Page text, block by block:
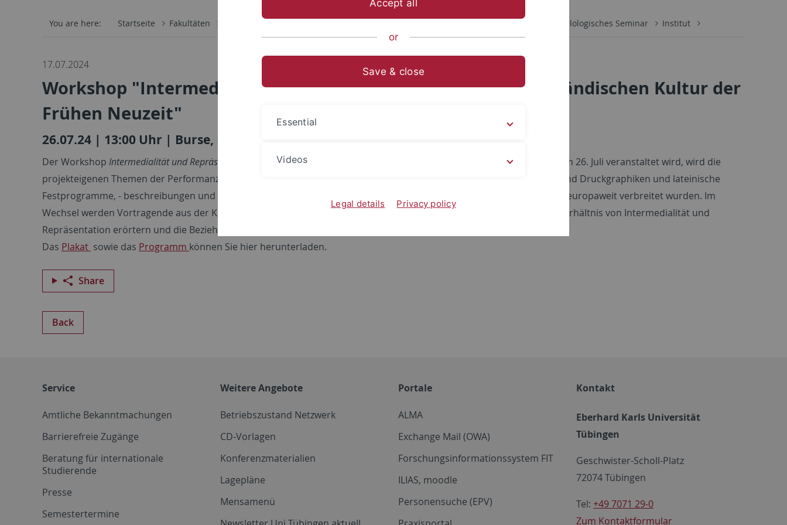
You are here: Startseite Fakultäten Philologisches Seminar Institut
17.07.2024
Workshop "Intermedialität und Repräsentation in der niederländischen Kultur der
Frühen Neuzeit"
26.07.24 | 13:00 Uhr | Burse, Raum 117
Der Workshop Intermedialität und Repräsentation in der niederländischen Kultur der Frühen Neuzeit
, der von Teilprojekt C4 am 26. Juli veranstaltet wird, wird die
projekteigenen Themen der Performanz und deren intermedialen Darstellung diskutieren. Gegenstand der Vorträge sind Druckgraphiken und lateinische
Festprogramme, - beschreibungen und -epigramme, welche in der frühen Neuzeit in den Niederlanden produziert und europaweit verbreitet wurden. Im
Wechsel werden Vortragende aus der Kunsthistorik und der Latinistik anhand von gezielten Beispielen das reziproke Verhältnis von Intermedialität und
Repräsentation erörtern und die Beziehung von Text und Bild neu konturieren.
Das Plakat sowie das Programm können Sie hier herunterladen.
Share
Back
Service
Amtliche Bekanntmachungen
Barrierefreie Zugänge
Beratung für internationale
Studierende
Presse
Semestertermine
Weitere Angebote
Betriebszustand Netzwerk
CD-Vorlagen
Konferenzmaterialien
Lagepläne
Mensamenü
Portale
ALMA
Exchange Mail (OWA)
Forschungsinformationssystem FIT
ILIAS, moodle
Personensuche (EPV)
Kontakt
Eberhard Karls Universität
Tübingen
Geschwister-Scholl-Platz
72074 Tübingen
Tel: +49 7071 29-0
Zum Kontaktformular
Accept all
or
Save & close
Essential
Videos
Legal details Privacy policy